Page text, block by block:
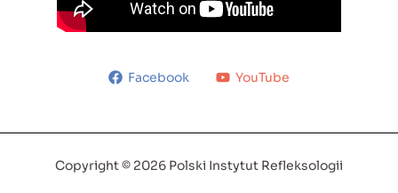
Facebook YouTube
Copyright © 2026 Polski Instytut Refleksologii